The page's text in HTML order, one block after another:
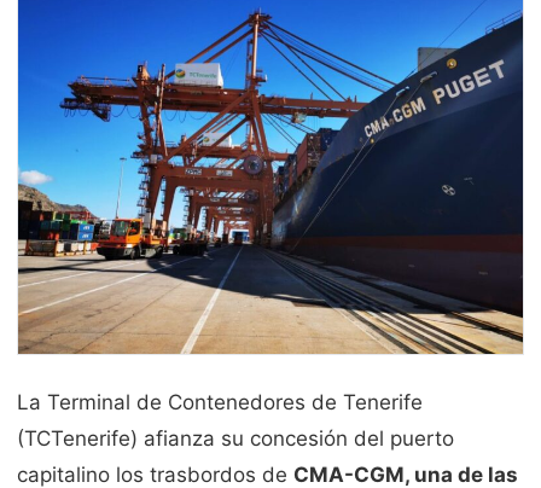
La Terminal de Contenedores de Tenerife
(TCTenerife) afianza su concesión del puerto
capitalino los trasbordos de CMA-CGM, una de las